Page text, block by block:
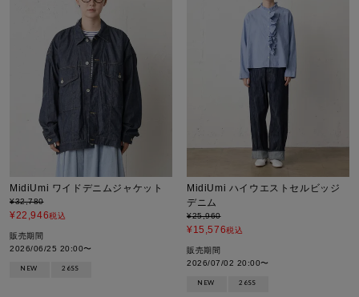
MidiUmi ワイドデニムジャケット
¥32,780
¥22,946税込
販売期間
2026/06/25 20:00〜
NEW 26SS
MidiUmi ハイウエストセルビッジ
デニム
¥25,960
¥15,576税込
販売期間
2026/07/02 20:00〜
NEW 26SS